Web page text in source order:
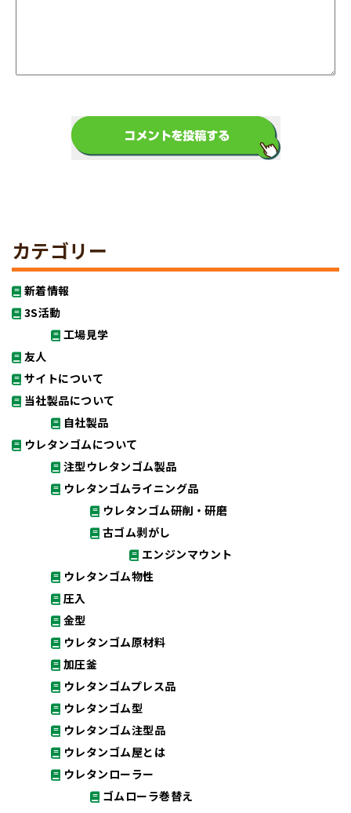
カテゴリー
新着情報
3S活動
工場見学
友人
サイトについて
当社製品について
自社製品
ウレタンゴムについて
注型ウレタンゴム製品
ウレタンゴムライニング品
ウレタンゴム研削・研磨
古ゴム剥がし
エンジンマウント
ウレタンゴム物性
圧入
金型
ウレタンゴム原材料
加圧釜
ウレタンゴムプレス品
ウレタンゴム型
ウレタンゴム注型品
ウレタンゴム屋とは
ウレタンローラー
ゴムローラ巻替え